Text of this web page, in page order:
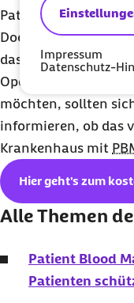
Impressum
Datenschutz-
Patient
Blood
Doch noch setzen
das Konzept um.
Operationen ihre
möchten, sollten
informieren, ob das
Krankenhaus mit
Hier geht's zum
Alle Themen
Patient Blood
Patienten